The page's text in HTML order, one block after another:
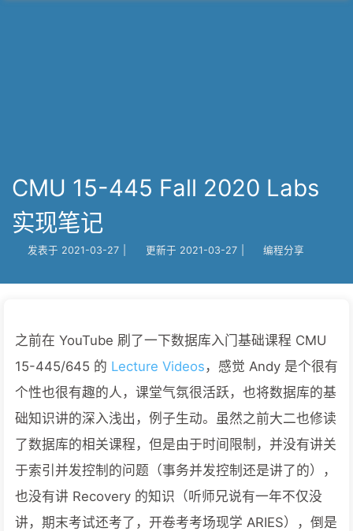
CMU 15-445 Fall 2020 Labs
实现笔记
发表于 2021-03-27 更新于 2021-03-27 编程分享
之前在 YouTube 刷了一下数据库入门基础课程 CMU
15-445/645 的 Lecture Videos ，感觉 Andy 是个很有
个性也很有趣的人，课堂气氛很活跃，也将数据库的基
础知识讲的深入浅出，例子生动。虽然之前大二也修读
了数据库的相关课程，但是由于时间限制，并没有讲关
于索引并发控制的问题（事务并发控制还是讲了的），
也没有讲 Recovery 的知识（听师兄说有一年不仅没
讲，期末考试还考了，开卷考考场现学 ARIES），倒是